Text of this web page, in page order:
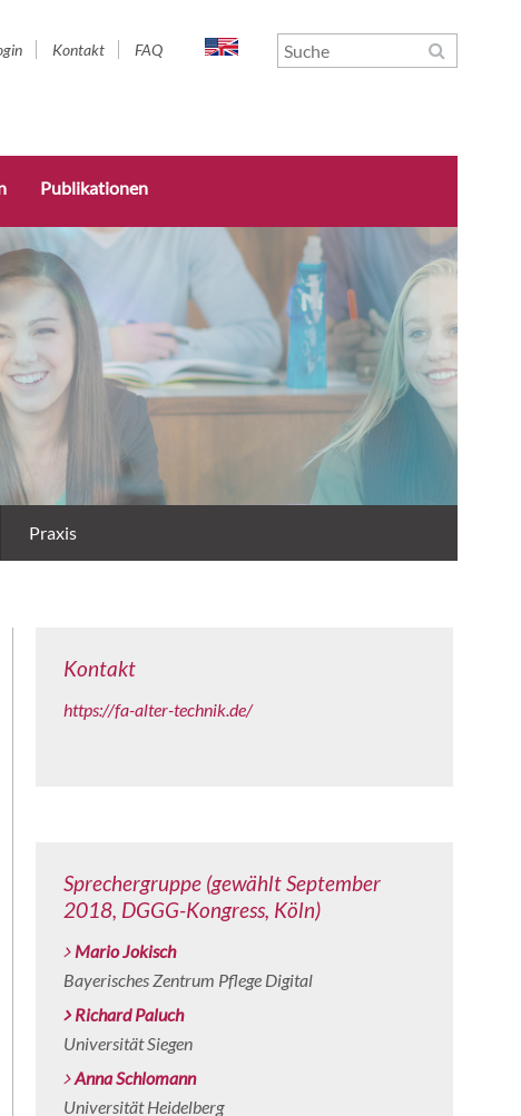
Kontakt FAQ
Publikationen
Praxis
Kontakt
https://fa-alter-technik.de/
Sprechergruppe (gewählt September
2018, DGGG-Kongress, Köln)
Mario Jokisch
Bayerisches Zentrum Pflege Digital
Richard Paluch
Universität Siegen
Anna Schlomann
Universität Heidelberg